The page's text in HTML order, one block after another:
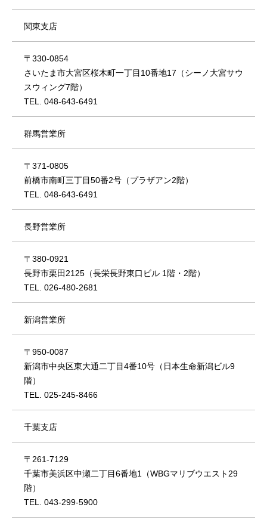
関東支店
〒330-0854
さいたま市大宮区桜木町一丁目10番地17（シーノ大宮サウ
スウィング7階）
TEL. 048-643-6491
群馬営業所
〒371-0805
前橋市南町三丁目50番2号（プラザアン2階）
TEL. 048-643-6491
長野営業所
〒380-0921
長野市栗田2125（長栄長野東口ビル 1階・2階）
TEL. 026-480-2681
新潟営業所
〒950-0087
新潟市中央区東大通二丁目4番10号（日本生命新潟ビル9
階）
TEL. 025-245-8466
千葉支店
〒261-7129
千葉市美浜区中瀬二丁目6番地1（WBGマリブウエスト29
階）
TEL. 043-299-5900